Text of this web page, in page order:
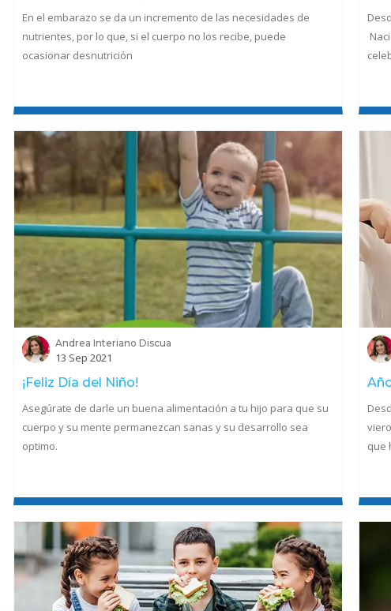
En el embarazo se da un incremento de las necesidades de
nutrientes, por lo que, si el cuerpo no los recibe, puede
ocasionar desnutrición
Andrea Interiano Discua
13 Sep 2021
¡Feliz Día del Niño!
Asegúrate de darle un buena alimentación a tu hijo para que su
cuerpo y su mente permanezcan sanas y su desarrollo sea
optimo.
que